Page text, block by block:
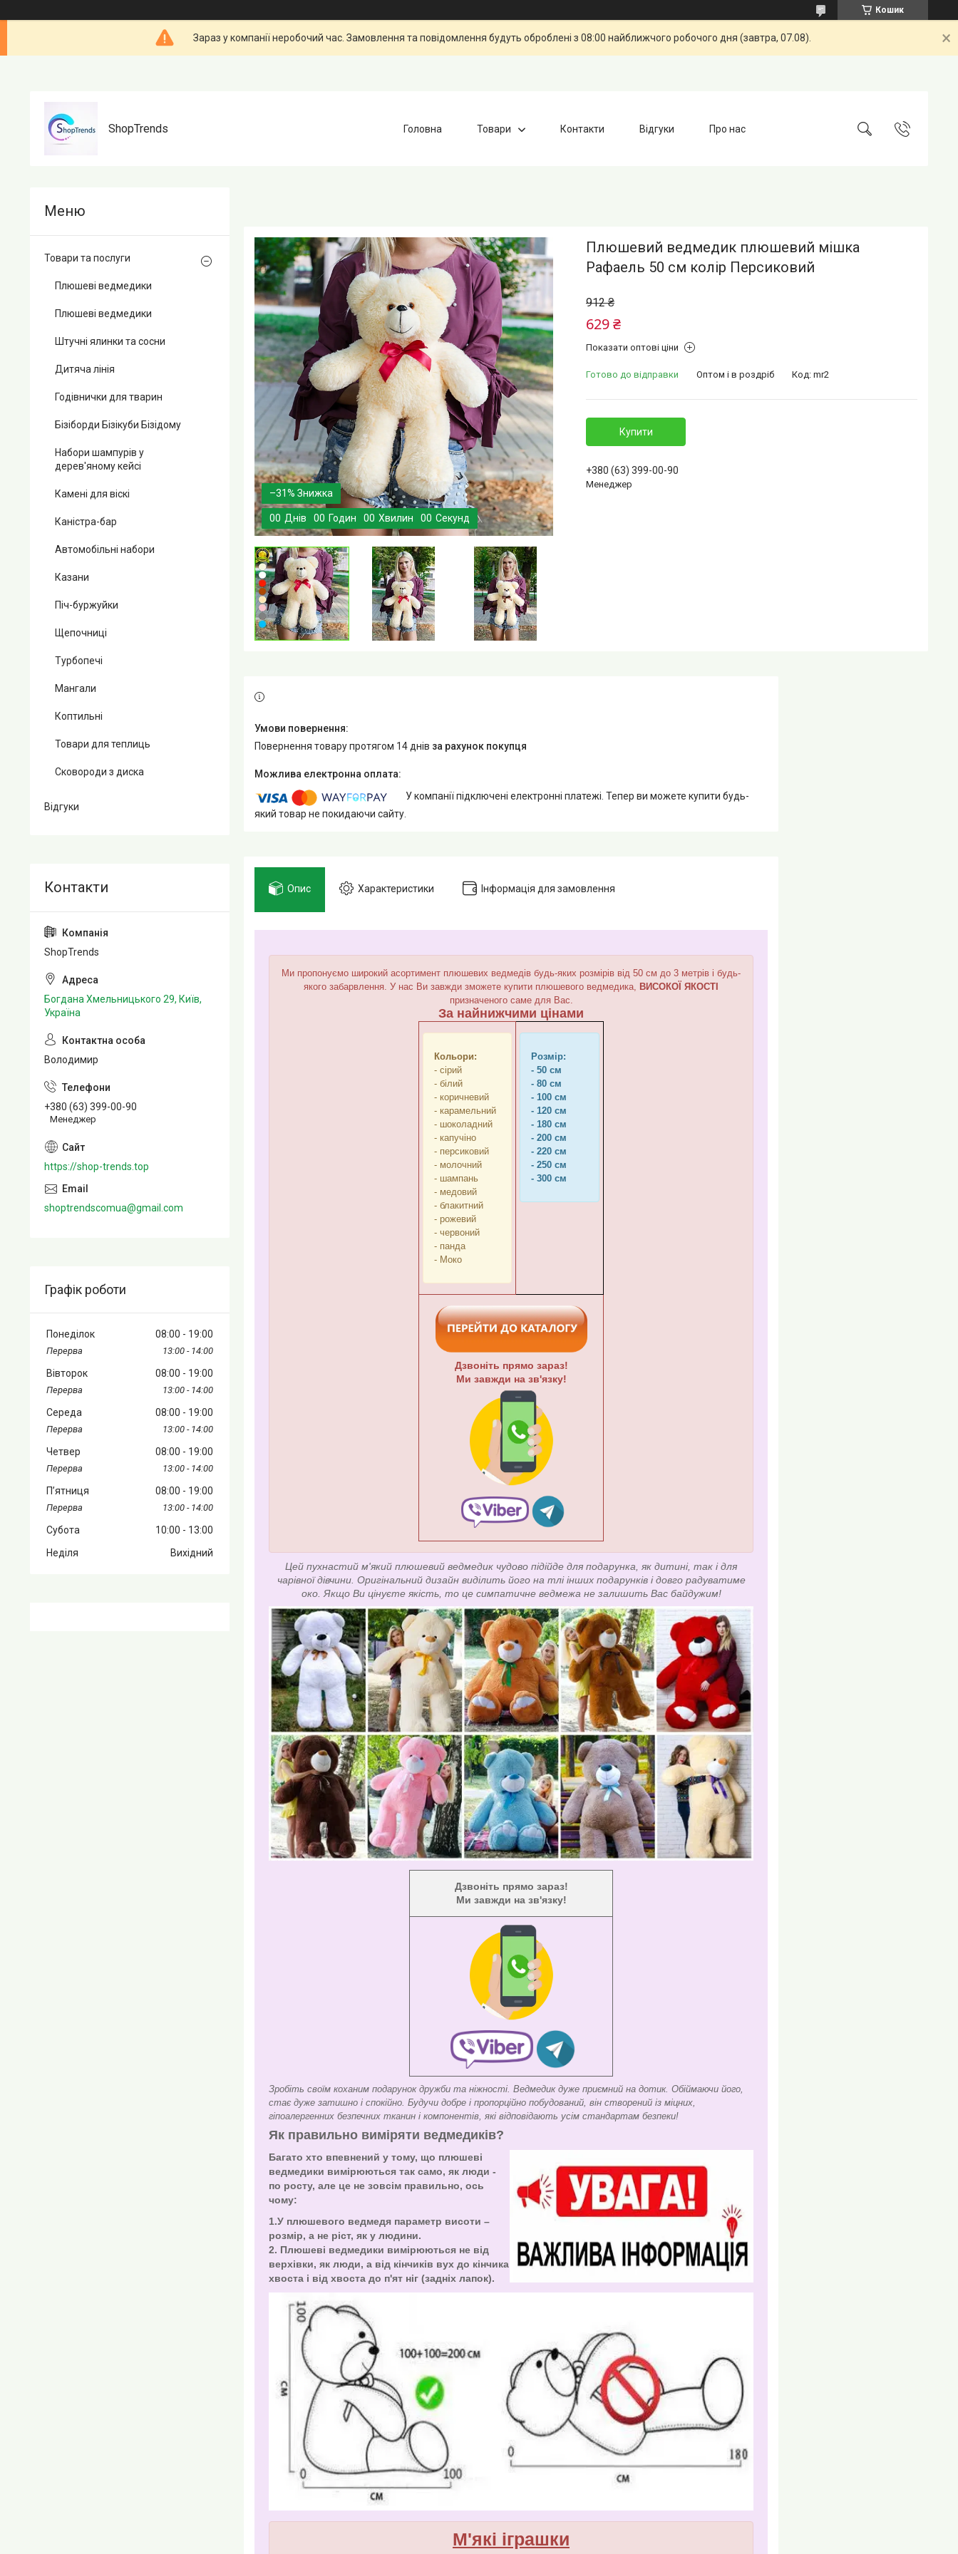
Кошик
Зараз у компанії неробочий час. Замовлення та повідомлення будуть оброблені з 08:00 найближчого робочого дня (завтра, 07.08).
ShopTrends Головна Товари Контакти Відгуки Про нас
–31%
00 Днів 00 Годин 00 Хвилин 00 Секунд
Плюшевий ведмедик плюшевий мішка
Рафаель 50 см колір Персиковий
912 ₴
629 ₴
Показати оптові ціни
Готово до відправки Оптом і в роздріб Код: mr2
Купити
+380 (63) 399-00-90
Менеджер
повернення товару протягом 14 днів за рахунок покупця
У компанії підключені електронні платежі. Тепер ви можете купити будь-
який товар не покидаючи сайту.
Опис Характеристики Інформація для замовлення
Ми пропонуємо широкий асортимент плюшевих ведмедів будь-яких розмірів від 50 см до 3 метрів і будь-
якого забарвлення. У нас Ви завжди зможете купити плюшевого ведмедика, ВИСОКОЇ ЯКОСТІ
призначеного саме для Вас.
За найнижчими цінами
Кольори:
- сірий
- білий
- коричневий
- карамельний
- шоколадний
- капучіно
- персиковий
- молочний
- шампань
- медовий
- блакитний
- рожевий
- червоний
- панда
- Моко
Розмір:
- 50 см
- 80 см
- 100 см
- 120 см
- 180 см
- 200 см
- 220 см
- 250 см
- 300 см
Дзвоніть прямо зараз!
Ми завжди на зв'язку!
Цей пухнастий м'який плюшевий ведмедик чудово підійде для подарунка, як дитині, так і для
чарівної дівчини. Оригінальний дизайн виділить його на тлі інших подарунків і довго радуватиме
око. Якщо Ви цінуєте якість, то це симпатичне ведмежа не залишить Вас байдужим!
Дзвоніть прямо зараз!
Ми завжди на зв'язку!
Зробіть своїм коханим подарунок дружби та ніжності. Ведмедик дуже приємний на дотик. Обіймаючи його,
стає дуже затишно і спокійно. Будучи добре і пропорційно побудований, він створений із міцних,
гіпоалергенних безпечних тканин і компонентів, які відповідають усім стандартам безпеки!
Як правильно виміряти ведмедиків?
Багато хто впевнений у тому, що плюшеві
ведмедики вимірюються так само, як люди -
по росту, але це не зовсім правильно, ось
чому:
1.У плюшевого ведмедя параметр висоти –
розмір, а не ріст, як у людини.
2. Плюшеві ведмедики вимірюються не від
верхівки, як люди, а від кінчиків вух до кінчика
хвоста і від хвоста до п'ят ніг (задніх лапок).
М'які іграшки
Товари та послуги
Плюшеві ведмедики
Плюшеві ведмедики
Штучні ялинки та сосни
Дитяча лінія
Годівнички для тварин
Бізіборди Бізікуби Бізідому
Набори шампурів у
дерев'яному кейсі
Камені для віскі
Каністра-бар
Автомобільні набори
Казани
Піч-буржуйки
Щепочниці
Турбопечі
Мангали
Коптильні
Товари для теплиць
Сковороди з диска
Відгуки
ShopTrends
Богдана Хмельницького 29, Київ,
Україна
Володимир
+380 (63) 399-00-90
Менеджер
https://shop-trends.top
shoptrendscomua@gmail.com
Графік роботи
Понеділок 08:00 19:00
13:00 14:00
Вівторок 08:00 19:00
13:00 14:00
Середа 08:00 19:00
13:00 14:00
Четвер 08:00 19:00
13:00 14:00
Пʼятниця 08:00 19:00
13:00 14:00
Субота 10:00
13:00
Неділя
Вихідний